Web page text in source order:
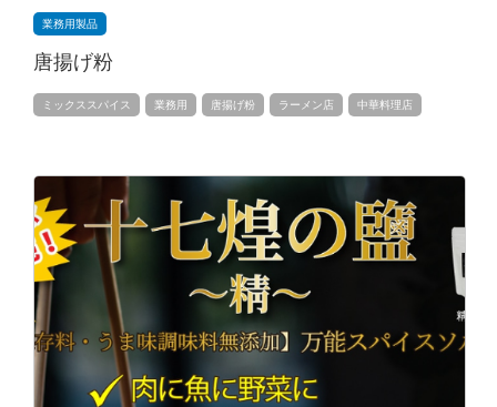
業務用製品
唐揚げ粉
ミックススパイス 業務用 唐揚げ粉 ラーメン店 中華料理店